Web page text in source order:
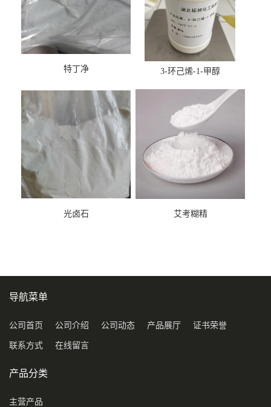
特丁净 3-环己烯-1-甲醇
光卤石 艾考糊精
导航菜单
公司首页 公司介绍 公司动态 产品展厅 证书荣誉
联系方式 在线留言
产品分类
主营产品